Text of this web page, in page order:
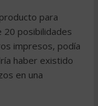
para
20 posibilidades
impresos, podía
haber existido
en una